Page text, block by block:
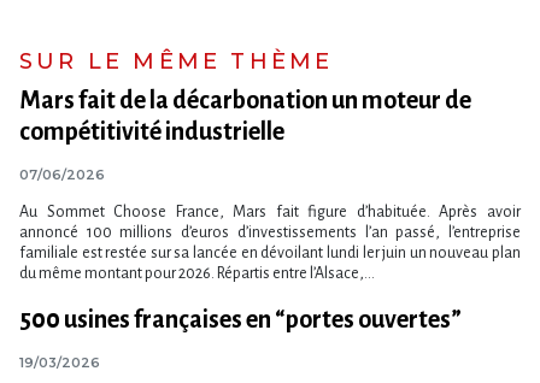
SUR LE MÊME THÈME
Mars fait de la décarbonation un moteur de
compétitivité industrielle
07/06/2026
Au Sommet Choose France, Mars fait figure d’habituée. Après avoir
annoncé 100 millions d’euros d’investissements l’an passé, l’entreprise
familiale est restée sur sa lancée en dévoilant lundi ler juin un nouveau plan
du même montant pour 2026. Répartis entre l’Alsace,...
500 usines françaises en “portes ouvertes”
19/03/2026